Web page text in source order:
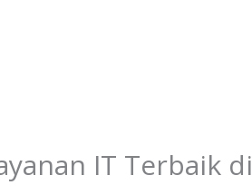
IT Terbaik di